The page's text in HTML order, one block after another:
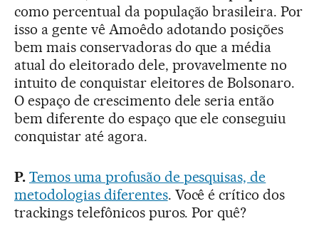
como percentual da população brasileira. Por
isso a gente vê Amoêdo adotando posições
bem mais conservadoras do que a média
atual do eleitorado dele, provavelmente no
intuito de conquistar eleitores de Bolsonaro.
O espaço de crescimento dele seria então
bem diferente do espaço que ele conseguiu
conquistar até agora.
P. Temos uma profusão de pesquisas, de
metodologias diferentes. Você é crítico dos
trackings telefônicos puros. Por quê?